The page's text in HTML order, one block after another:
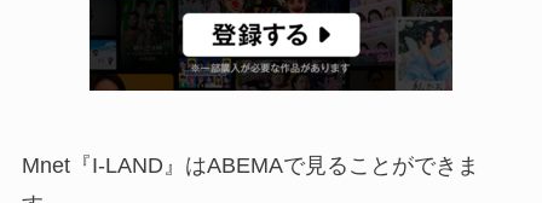
Mnet『I-LAND』はABEMAで見ることができま